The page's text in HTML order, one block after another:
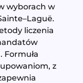
wyborach w
liczenia
Formuła
z